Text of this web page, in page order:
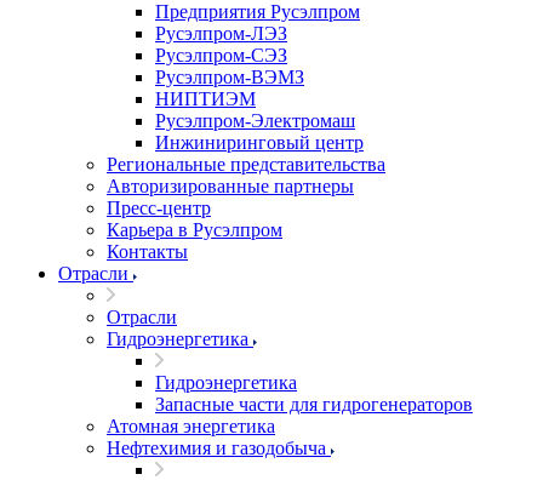
Предприятия Русэлпром
Русэлпром-ЛЭЗ
Русэлпром-СЭЗ
Русэлпром-ВЭМЗ
НИПТИЭМ
Русэлпром-Электромаш
Инжиниринговый центр
Региональные представительства
Авторизированные партнеры
Пресс-центр
Карьера в Русэлпром
Контакты
Отрасли
Отрасли
Гидроэнергетика
Гидроэнергетика
Запасные части для гидрогенераторов
Атомная энергетика
Нефтехимия и газодобыча